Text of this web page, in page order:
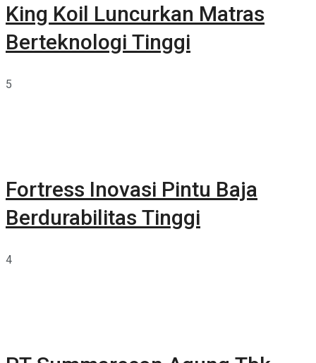
King Koil Luncurkan Matras
Berteknologi Tinggi
5
Fortress Inovasi Pintu Baja
Berdurabilitas Tinggi
4